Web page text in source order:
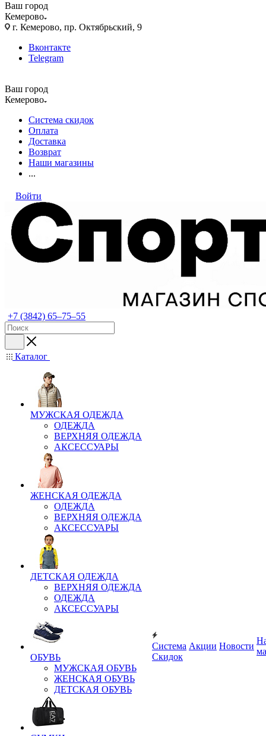
Ваш город
Кемерово
г. Кемерово, пр. Октябрьский, 9
Вконтакте
Telegram
Ваш город
Кемерово
Система скидок
Оплата
Доставка
Возврат
Наши магазины
...
Войти
+7 (3842) 65–75–55
Каталог
МУЖСКАЯ ОДЕЖДА
ОДЕЖДА
ВЕРХНЯЯ ОДЕЖДА
АКСЕССУАРЫ
ЖЕНСКАЯ ОДЕЖДА
ОДЕЖДА
ВЕРХНЯЯ ОДЕЖДА
АКСЕССУАРЫ
ДЕТСКАЯ ОДЕЖДА
ВЕРХНЯЯ ОДЕЖДА
ОДЕЖДА
АКСЕССУАРЫ
ОБУВЬ
МУЖСКАЯ ОБУВЬ
ЖЕНСКАЯ ОБУВЬ
ДЕТСКАЯ ОБУВЬ
Система
Скидок
Акции Новости